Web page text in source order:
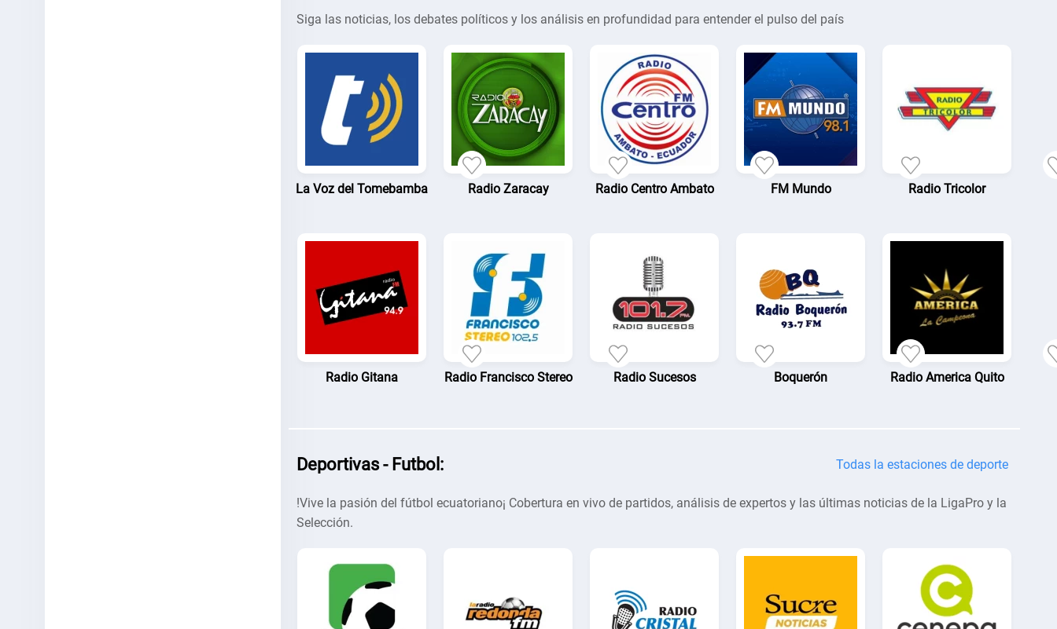
Siga las noticias, los debates políticos y los análisis en profundidad para entender el pulso del país
La Voz del Tomebamba Radio Zaracay Radio Centro Ambato FM Mundo Radio Tricolor
Radio Gitana Radio Francisco Stereo Radio Sucesos Boquerón Radio America Quito
Deportivas - Futbol: Todas la estaciones de deporte
!Vive la pasión del fútbol ecuatoriano¡ Cobertura en vivo de partidos, análisis de expertos y las últimas noticias de la LigaPro y la
Selección.